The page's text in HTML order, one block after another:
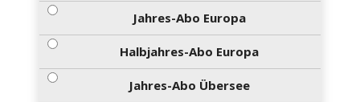
Jahres-Abo Europa
Halbjahres-Abo Europa
Jahres-Abo Übersee